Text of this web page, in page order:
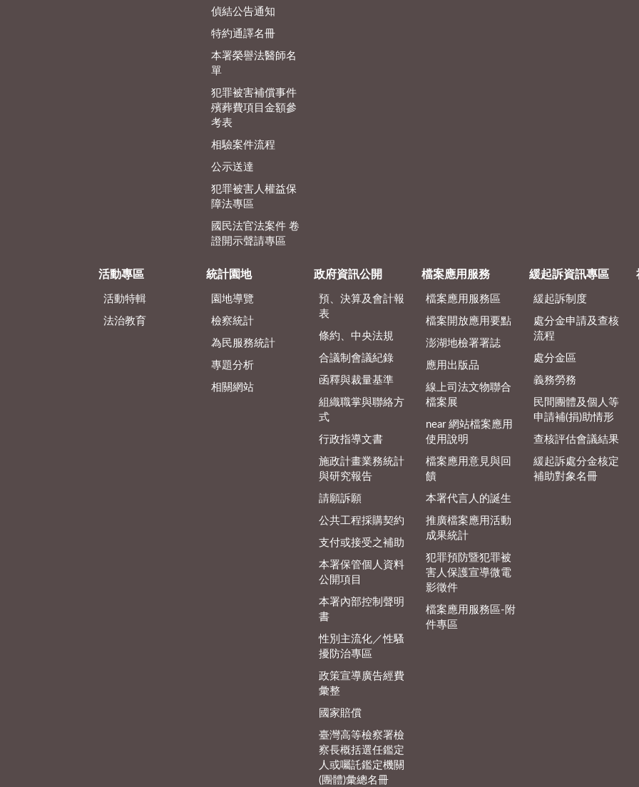
偵結公告通知
特約通譯名冊
本署榮譽法醫師名
單
犯罪被害補償事件
殯葬費項目金額參
考表
相驗案件流程
公示送達
犯罪被害人權益保
障法專區
國民法官法案件 卷
證開示聲請專區
活動專區
活動特輯
法治教育
統計園地
園地導覽
檢察統計
為民服務統計
專題分析
相關網站
政府資訊公開
預、決算及會計報
表
條約、中央法規
合議制會議紀錄
函釋與裁量基準
組織職掌與聯絡方
式
行政指導文書
施政計畫業務統計
與研究報告
請願訴願
公共工程採購契約
支付或接受之補助
本署保管個人資料
公開項目
本署內部控制聲明
書
性別主流化／性騷
擾防治專區
政策宣導廣告經費
彙整
國家賠償
臺灣高等檢察署檢
察長概括選任鑑定
人或囑託鑑定機關
(團體)彙總名冊
檔案應用服務
檔案應用服務區
檔案開放應用要點
澎湖地檢署署誌
應用出版品
線上司法文物聯合
檔案展
near 網站檔案應用
使用說明
檔案應用意見與回
饋
本署代言人的誕生
推廣檔案應用活動
成果統計
犯罪預防暨犯罪被
害人保護宣導微電
影徵件
檔案應用服務區-附
件專區
緩起訴資訊專區
緩起訴制度
處分金申請及查核
流程
處分金區
義務勞務
民間團體及個人等
申請補(捐)助情形
查核評估會議結果
緩起訴處分金核定
補助對象名冊